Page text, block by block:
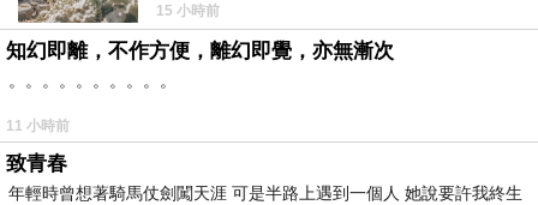
手 機：
網 址： http://www.ris-cpa.com
不是我的工作啊。 真
15 小時前
知幻即離，不作方便，離幻即覺，亦無漸次
。。。。。。。。。。
11 小時前
致青春
年輕時曾想著騎馬仗劍闖天涯 可是半路上遇到一個人 她說要許我終生